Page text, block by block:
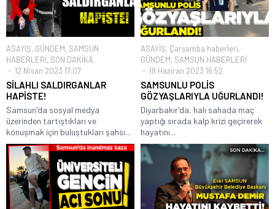
ASAYİŞ, GÜNDEM, SAMSUN
HABERLERİ, SON DAKİKA
12 Nisan 2023 17:07
SİLAHLI SALDIRGANLAR
HAPİSTE!
Samsun'da sosyal medya
üzerinden tartıştıkları ve
konuşmak için buluştukları şahsı...
ASAYİŞ, Çarşamba haberleri,
GÜNDEM, SAMSUN HABERLERİ
18 Haziran 2023 16:52
SAMSUNLU POLİS
GÖZYAŞLARIYLA UĞURLANDI!
Diyarbakır'da, halı sahada maç
yaptığı sırada kalp krizi geçirerek
hayatını...